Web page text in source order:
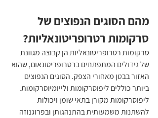
מהם הסוגים הנפוצים של
סרקומות רטרופריטונאליות?
סרקומות רטרופריטונאליות הן קבוצה מגוונת
של גידולים המתפתחים ברטרופריטונאום, שהוא
האזור בבטן מאחורי הצפק. הסוגים הנפוצים
ביותר כוללים ליפוסרקומות ולייומיוסרקומות.
ליפוסרקומות מקורן בתאי שומן ויכולות
להשתנות משמעותית בהתנהגותן ובפרוגנוזה